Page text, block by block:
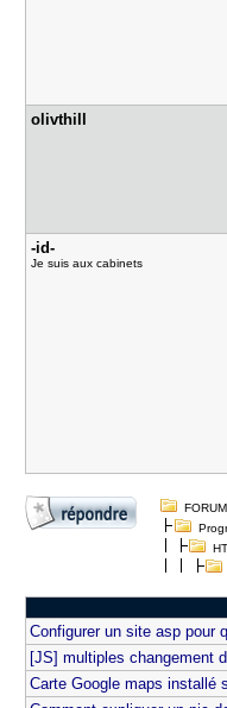
olivthill
-id-
Je suis aux cabinets
Configurer un site asp pour
[JS] multiples changement
Carte Google maps installé